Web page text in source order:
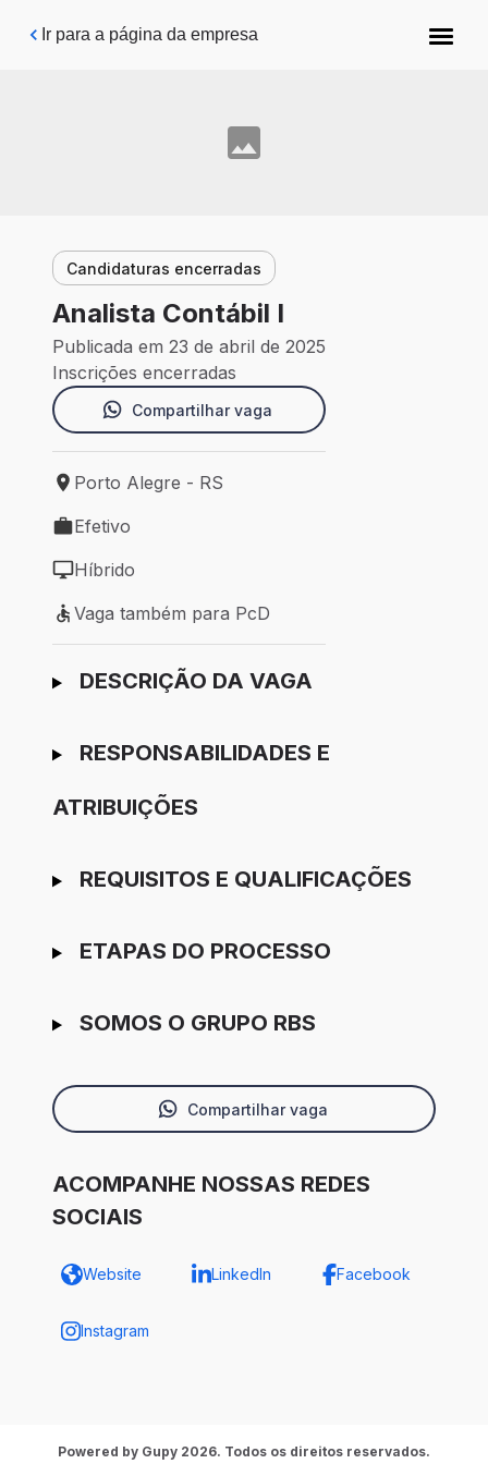
Pular para o conteúdo principal
Ir para a página da empresa
Candidaturas encerradas
Analista Contábil I
Publicada em 23 de abril de 2025
Inscrições encerradas
Compartilhar vaga
Local de trabalho: Porto Alegre - RS
Porto Alegre - RS
Tipo de vaga: Efetivo
Efetivo
Modelo de trabalho: Híbrido
Híbrido
Vaga também para PcD
Vaga também para PcD
Ir para candidatura
DESCRIÇÃO DA VAGA
RESPONSABILIDADES E
ATRIBUIÇÕES
REQUISITOS E QUALIFICAÇÕES
ETAPAS DO PROCESSO
SOMOS O GRUPO RBS
Compartilhar vaga
ACOMPANHE NOSSAS REDES
SOCIAIS
Website LinkedIn Facebook
Instagram
Powered by Gupy 2026. Todos os direitos reservados.